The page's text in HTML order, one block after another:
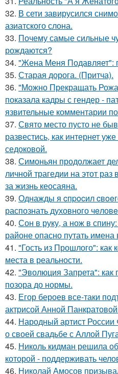
32. В сети завирусился
азиатского слона.
33. Почему самые сильные
рождаются?
34. "Жена Меня Подавляет":
35. Старая дорога. (Притча).
36. "Можно Прекращать
показала кадры с гендер -
язвительные комментарии
37. Свято место пусто не
развестись, как интернет
седоковой.
38. Симоньян продолжает
личной трагедии на этот
за жизнь кеосаяна.
39. Однажды я cпpocил
распознать духовного
40. Сон в руку, а нож в
районе опасно путать имена
41. "Гость из Прошлого":
места в реальности.
42. "Эволюция Запрета": как
позора до нормы.
43. Егор бероев все-таки
актрисой Анной
44. Народный артист России
о своей свадьбе с Аллой
45. Николь кидман решила
которой - поддерживать
46. Николай Амосов